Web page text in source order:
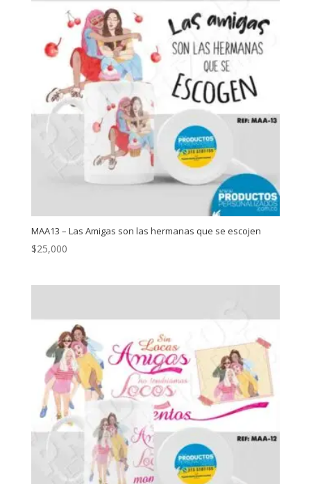
MAA13 – Las Amigas son las hermanas que se escojen
$25,000